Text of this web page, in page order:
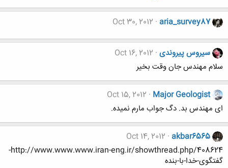
aria_survey87
Oct 30, 2012
سیروس پیروندی Oct 16, 2012
سلام مهندس جان وقت بخیر
Major Geologist
Oct 15, 2012
ای مهندس بد. دگ جواب مارم نمیده.
akbar6565
Oct 14, 2012
http://www.www.www.iran-eng.ir/showthread.php/408624-
گفتگوی-خدا-با-بنده